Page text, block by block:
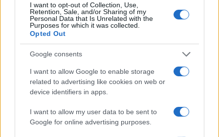
I want to opt-out of Collection, Use,
Retention, Sale, and/or Sharing of my
Personal Data that Is Unrelated with the
Purposes for which it was collected.
Opted Out
Google consents
I want to allow Google to enable storage
related to advertising like cookies on web or
device identifiers in apps.
I want to allow my user data to be sent to
Google for online advertising purposes.
Čestitke vsem atletinjam in atletom za odlične
rezultate in postavljene nove osebne mejnike.